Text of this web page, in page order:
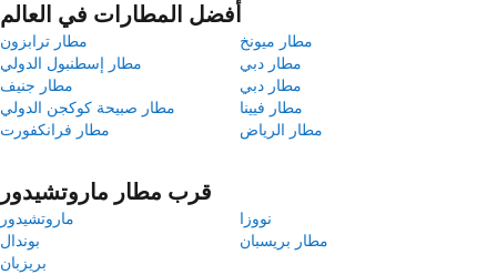
أفضل المطارات في العالم
مطار ترابزون
مطار ميونخ
مطار إسطنبول الدولي
مطار دبي
مطار جنيف
مطار دبي
مطار صبيحة كوكجن الدولي
مطار فيينا
مطار فرانكفورت
مطار الرياض
قرب مطار ماروتشيدور
ماروتشيدور
نووزا
بوندال
مطار بريسبان
بريزبان